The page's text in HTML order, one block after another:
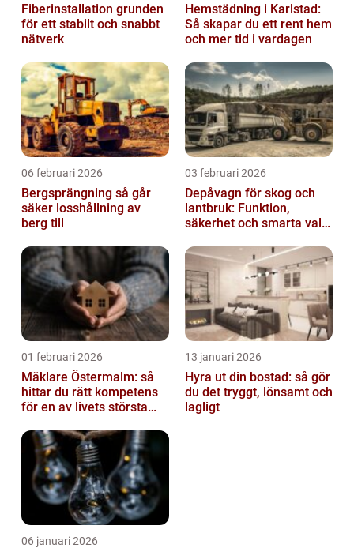
Fiberinstallation grunden
för ett stabilt och snabbt
nätverk
Hemstädning i Karlstad:
Så skapar du ett rent hem
och mer tid i vardagen
06 februari 2026
Bergsprängning så går
säker losshållning av
berg till
03 februari 2026
Depåvagn för skog och
lantbruk: Funktion,
säkerhet och smarta val
01 februari 2026
Mäklare Östermalm: så
hittar du rätt kompetens
för en av livets största
13 januari 2026
Hyra ut din bostad: så gör
du det tryggt, lönsamt och
lagligt
06 januari 2026